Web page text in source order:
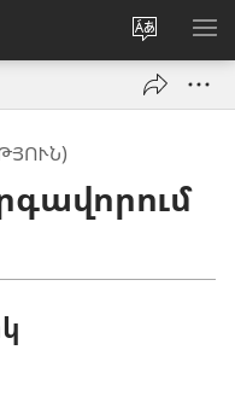
Փոխել
կայքի
լեզուն